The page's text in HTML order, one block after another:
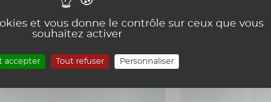
démarches. Bonne continuation à lui et à
Avril 2026
Vous pouvez leur
Mars
et vous donne le contrôle sur ceux que vous
souhaitez activer
accepter Tout refuser Personnaliser